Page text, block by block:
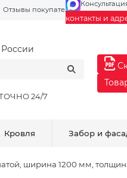
Отзывы покупателей Галерея
контакты и
24/7
Кровля Забор и
ширина 1200 мм,